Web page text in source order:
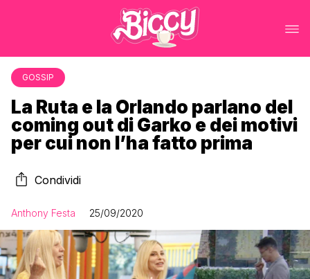
GOSSIP
La Ruta e la Orlando parlano del
coming out di Garko e dei motivi
per cui non l’ha fatto prima
Condividi
Anthony Festa 25/09/2020